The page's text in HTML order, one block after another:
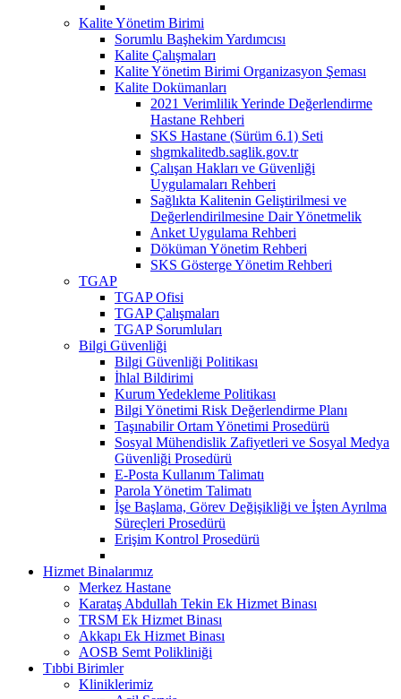
Kalite Yönetim Birimi
Sorumlu Başhekim Yardımcısı
Kalite Çalışmaları
Kalite Yönetim Birimi Organizasyon Şeması
Kalite Dokümanları
2021 Verimlilik Yerinde Değerlendirme
Hastane Rehberi
SKS Hastane (Sürüm 6.1) Seti
shgmkalitedb.saglik.gov.tr
Çalışan Hakları ve Güvenliği
Uygulamaları Rehberi
Sağlıkta Kalitenin Geliştirilmesi ve
Değerlendirilmesine Dair Yönetmelik
Anket Uygulama Rehberi
Döküman Yönetim Rehberi
SKS Gösterge Yönetim Rehberi
TGAP
TGAP Ofisi
TGAP Çalışmaları
TGAP Sorumluları
Bilgi Güvenliği
Bilgi Güvenliği Politikası
İhlal Bildirimi
Kurum Yedekleme Politikası
Bilgi Yönetimi Risk Değerlendirme Planı
Taşınabilir Ortam Yönetimi Prosedürü
Sosyal Mühendislik Zafiyetleri ve Sosyal Medya
Güvenliği Prosedürü
E-Posta Kullanım Talimatı
Parola Yönetim Talimatı
İşe Başlama, Görev Değişikliği ve İşten Ayrılma
Süreçleri Prosedürü
Erişim Kontrol Prosedürü
Hizmet Binalarımız
Merkez Hastane
Karataş Abdullah Tekin Ek Hizmet Binası
TRSM Ek Hizmet Binası
Akkapı Ek Hizmet Binası
AOSB Semt Polikliniği
Tıbbi Birimler
Kliniklerimiz